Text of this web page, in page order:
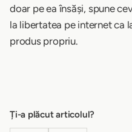
doar pe ea însăși, spune
la libertatea pe internet ca
produs propriu.
Ți-a plăcut articolul?